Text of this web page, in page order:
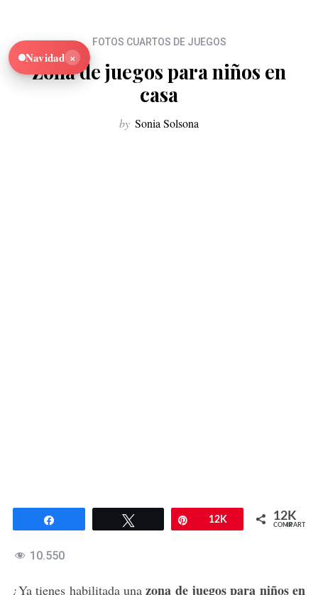
FOTOS CUARTOS DE JUEGOS
Zona de juegos para niños en
casa
by Sonia Solsona
Twittear Pin12K 12K
COMPARTIR
10.550
¿Ya tienes habilitada unazona de juegos para niños en
Navidad ×